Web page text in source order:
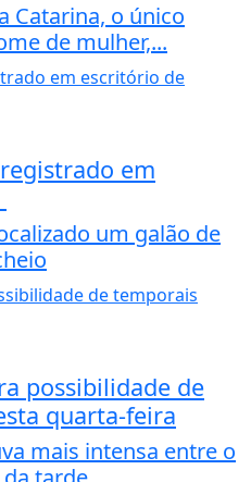
Catarina, o único
de mulher,...
em
um galão de
possibilidade de
quarta-feira
mais intensa entre o